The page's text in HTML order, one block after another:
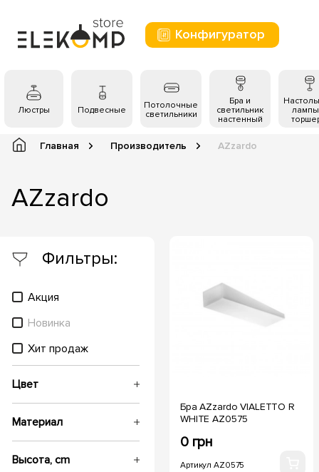
Конфигуратор
Люстры Подвесные
Потолочные
светильники
Бра и
светильник
настенный
Главная Производитель AZzardo
AZzardo
Фильтры:
Акция
Новинка
Хит продаж
Цвет
Материал
Высота, cm
Бра AZzardo VIALETTO R
WHITE AZ0575
0 грн
Артикул AZ0575